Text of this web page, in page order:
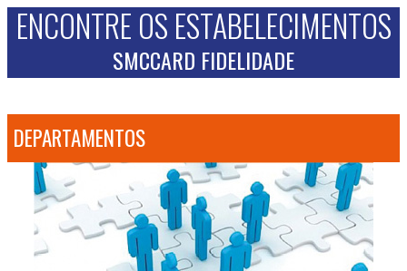
ENCONTRE OS ESTABELECIMENTOS
SMCCARD FIDELIDADE
DEPARTAMENTOS